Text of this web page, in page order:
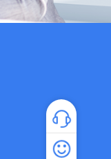
专家咨询